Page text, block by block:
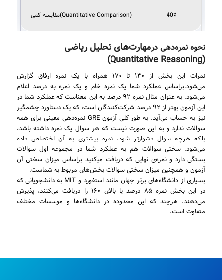
40٪ (Quantitative Comparison)مقایسه کمی
نحوه نمره‌دهی درمهارت‌های تحلیل ریاضی
(Quantitative Reasoning)
نمرات این بخش از ۱۳۰ تا ۱۷۰ همراه با یک نمره ارفاق گزارش
می‌شود.براساس عملکرد شما یک نمره خام و یک نمره به درصد اعلام
می‌شود. به عنوان مثال نمره ۹۲ درصد به این معناست که عملکرد شما در
این آزمون بهتر از ۹۲ درصد شرکت‌کنندگان است، که یک دستاورد چشمگیر
نیز به حساب می‌آید. به طور کلی آزمون GRE نمره‌دهی معینی برای همه
سوالات ندارد و به این صورت نیست که هر سوال یک نمره داشته باشد،
بلکه هرچه سوال دشوارتر شود، نمره بیشتری به آن اختصاص داده‌
می‌شود. سختی سوالات هم به عملکرد شما در مجموعه اول سوالات
بستگی دارد و نمره‌ی نهایی که دریافت می‍‌کنید براساس میزان سختی آن
آزمون و همچنین میزان سختی سوالات بخش‌های مربوط به شماست.
بسیاری از دانشگاه‌های برتر جهان مانند استفورد و MIT به دانشجویانی که
در این بخش نمره ۸۵ درصد یا بالای ۱۶۰ را دریافت می‌کنند، پذیرش
می‌دهند. هرچند که این محدوده در دانشگاه‌ها و موسسات مختلف
متفاوت است.